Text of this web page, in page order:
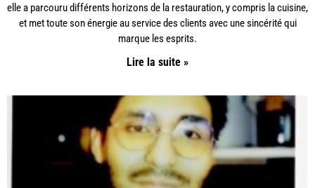
elle a parcouru différents horizons de la restauration, y compris la cuisine,
et met toute son énergie au service des clients avec une sincérité qui
marque les esprits.
Lire la suite »